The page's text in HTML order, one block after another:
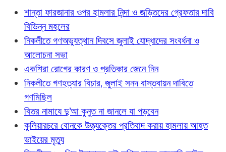
শান্তা ফারজানার ওপর হামলার নিন্দা ও জড়িতদের গ্রেফতার দাবি
বিভিন্ন মহলের
নিকলীতে গণঅভ্যুত্থান দিবসে জুলাই যোদ্ধাদের সংবর্ধনা ও
আলোচনা সভা
একশিরা রোগের কারণ ও প্রতিকার জেনে নিন
নিকলীতে গণহত্যার বিচার, জুলাই সনদ বাস্তবায়ন দাবিতে
গণমিছিল
বিতর নামাযে দু’আ কুনুত না জানলে যা পড়বেন
কুলিয়ারচরে বোনকে উত্ত্যক্তের প্রতিবাদ করায় হামলায় আহত
ভাইয়ের মৃত্যু